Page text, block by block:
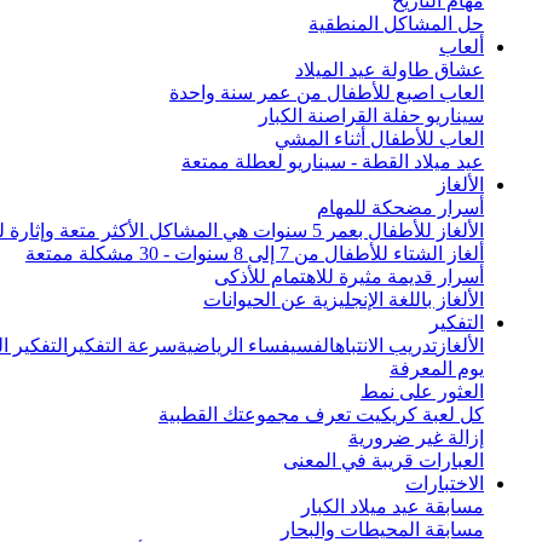
حل المشاكل المنطقية
ألعاب
عشاق طاولة عيد الميلاد
العاب اصبع للأطفال من عمر سنة واحدة
سيناريو حفلة القراصنة الكبار
العاب للأطفال أثناء المشي
عيد ميلاد القطة - سيناريو لعطلة ممتعة
الألغاز
أسرار مضحكة للمهام
الألغاز للأطفال بعمر 5 سنوات هي المشاكل الأكثر متعة وإثارة للاهتمام من جميع أنحاء العالم
ألغاز الشتاء للأطفال من 7 إلى 8 سنوات - 30 مشكلة ممتعة
أسرار قديمة مثيرة للاهتمام للأذكى
الألغاز باللغة الإنجليزية عن الحيوانات
التفكير
الألغاز تدريب الانتباهالفسيفساء الرياضيةسرعة التفكير
يوم المعرفة
العثور على نمط
كل لعبة كريكيت تعرف مجموعتك القطبية
إزالة غير ضرورية
العبارات قريبة في المعنى
الاختبارات
مسابقة عيد ميلاد الكبار
مسابقة المحيطات والبحار